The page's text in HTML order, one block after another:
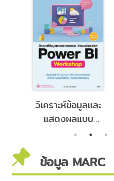
วิเคราะห์ข้อมูลและ
แสดงผลแบบ
Visualization
Workshop
ข้อมูล MARC